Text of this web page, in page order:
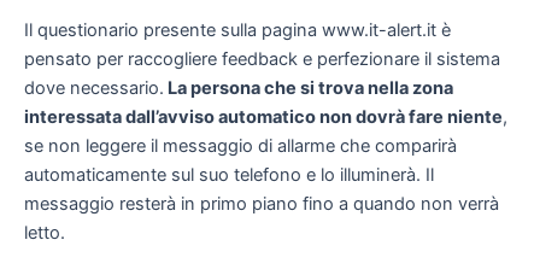
Il questionario presente sulla pagina www.it-alert.it è
pensato per raccogliere feedback e perfezionare il sistema
dove necessario. La persona che si trova nella zona
interessata dall’avviso automatico non dovrà fare niente,
se non leggere il messaggio di allarme che comparirà
automaticamente sul suo telefono e lo illuminerà. Il
messaggio resterà in primo piano fino a quando non verrà
letto.